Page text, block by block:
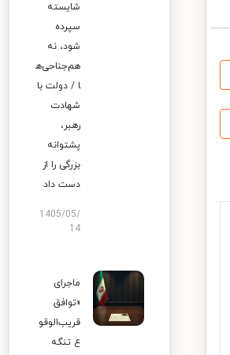
شایسته
سپرده
شود، نه
هم‌جناحی‌ه
ا / دولت با
شهادت
رهبر،
پشتوانه
بزرگی را از
دست داد
1405/05/
14
ماجرای
«توافق
قریب‌الوقو
ع تنگه